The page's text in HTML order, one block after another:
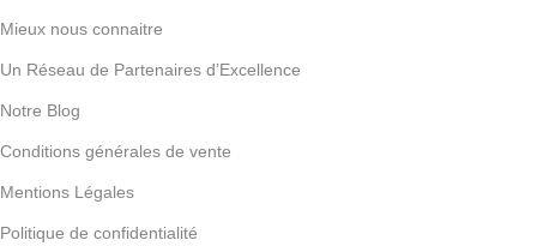
Mieux nous connaitre
Un Réseau de Partenaires d’Excellence
Notre Blog
Conditions générales de vente
Mentions Légales
Politique de confidentialité